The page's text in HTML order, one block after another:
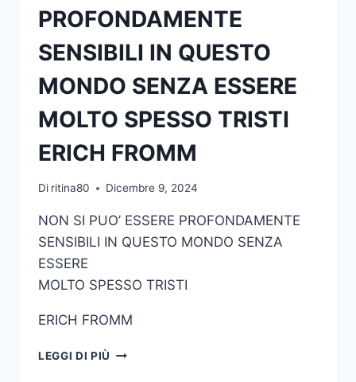
MI
TROPPO
PROFONDAMENTE
SENSIBILI IN QUESTO
MONDO SENZA ESSERE
MOLTO SPESSO TRISTI
ERICH FROMM
Di ritina80 Dicembre 9, 2024
NON SI PUO’ ESSERE PROFONDAMENTE
SENSIBILI IN QUESTO MONDO SENZA
ESSERE
MOLTO SPESSO TRISTI
ERICH FROMM
LEGGI DI PIÙ NON